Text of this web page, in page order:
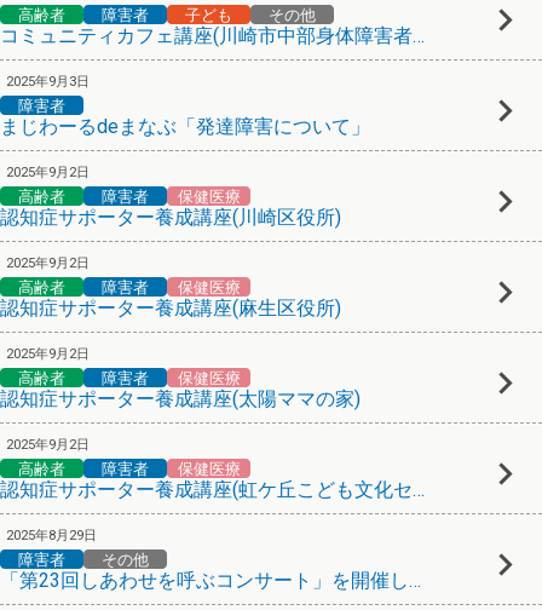
高齢者 障害者 子ども その他
コミュニティカフェ講座(川崎市中部身体障害者福祉会館)
2025年9月3日
障害者
まじわーるdeまなぶ「発達障害について」
2025年9月2日
高齢者 障害者 保健医療
認知症サポーター養成講座(川崎区役所)
2025年9月2日
高齢者 障害者 保健医療
認知症サポーター養成講座(麻生区役所)
2025年9月2日
高齢者 障害者 保健医療
認知症サポーター養成講座(太陽ママの家)
2025年9月2日
高齢者 障害者 保健医療
認知症サポーター養成講座(虹ケ丘こども文化センター)
2025年8月29日
障害者 その他
「第23回しあわせを呼ぶコンサート」を開催します！